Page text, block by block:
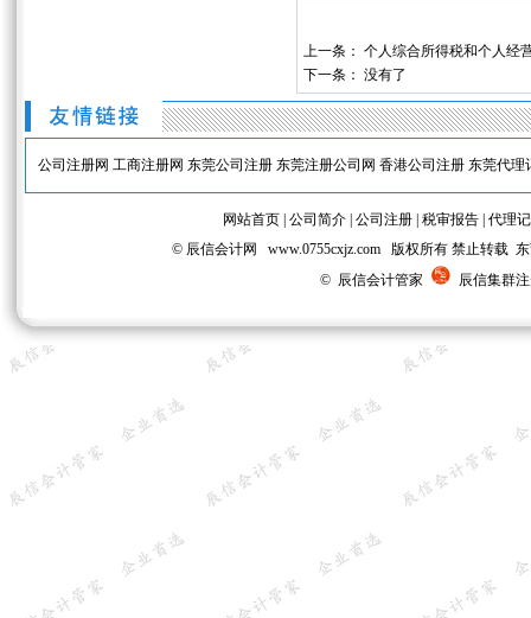
上一条： 个人综合所得税和个人经
下一条： 没有了
公司注册网 工商注册网 东莞公司注册 东莞注册公司网 香港公司注册 东莞代理
网站首页 公司简介 公司注册 税审报告 代理
© 辰信会计网 www.0755cxjz.com 版权所有 禁止转载
© 辰信会计管家
辰信集群